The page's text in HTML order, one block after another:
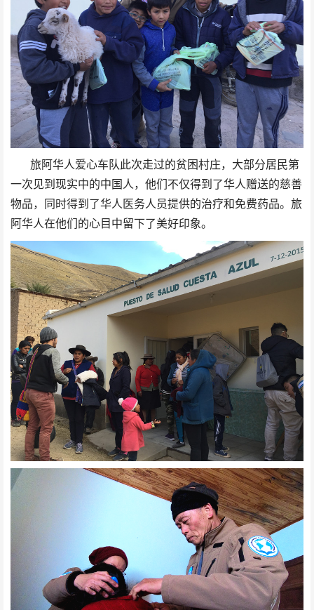
旅阿华人爱心车队此次走过的贫困村庄，大部分居民第
一次见到现实中的中国人，他们不仅得到了华人赠送的慈善
物品，同时得到了华人医务人员提供的治疗和免费药品。旅
阿华人在他们的心目中留下了美好印象。